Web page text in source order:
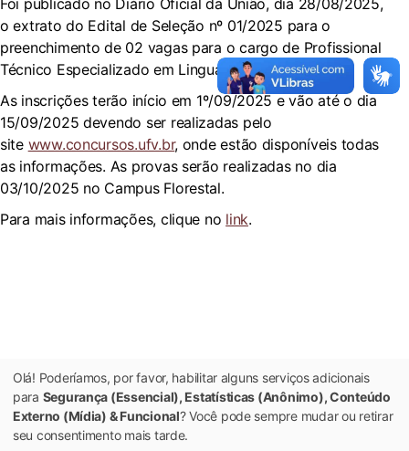
Foi publicado no Diário Oficial da União, dia 28/08/2025,
o extrato do Edital de Seleção nº 01/2025 para o
preenchimento de 02 vagas para o cargo de Profissional
Técnico Especializado em Linguagem de Sinais.
As inscrições terão início em 1º/09/2025 e vão até o dia
15/09/2025 devendo ser realizadas pelo
site www.concursos.ufv.br, onde estão disponíveis todas
as informações. As provas serão realizadas no dia
03/10/2025 no Campus Florestal.
Para mais informações, clique no link.
Olá! Poderíamos, por favor, habilitar alguns serviços adicionais
para Segurança (Essencial), Estatísticas (Anônimo), Conteúdo
Externo (Mídia) & Funcional? Você pode sempre mudar ou retirar
seu consentimento mais tarde.